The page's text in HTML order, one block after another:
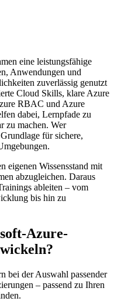
eine leistungsfähige
Anwendungen und
zuverlässig genutzt
Cloud Skills, klare Azure
RBAC und Azure
dabei, Lernpfade zu
zu machen. Wer
für sichere,
eigenen Wissensstand mit
abzugleichen. Daraus
ableiten – vom
bis hin zu
Azure-
bei der Auswahl passender
– passend zu Ihren